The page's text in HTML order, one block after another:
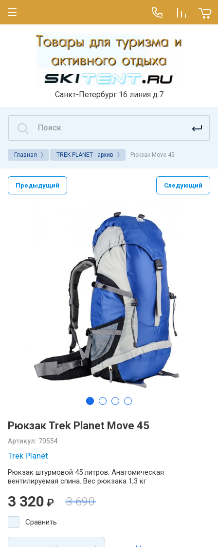
Санкт-Петербург 16 линия д.7
Главная TREK PLANET - архив Рюкзак Move 45
Предыдущий Следующий
Рюкзак Trek Planet Move 45
Артикул: 70554
Trek Planet
Рюкзак штурмовой 45 литров. Анатомическая
вентилируемая спина. Вес рюкзака 1,3 кг
3 690
3 320 ₽
Сравнить